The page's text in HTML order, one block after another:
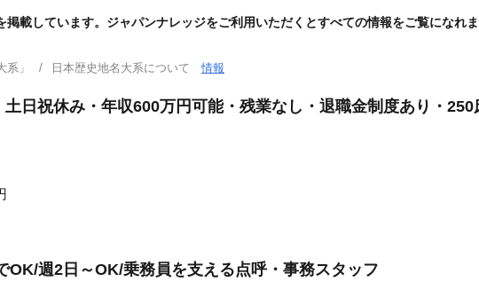
掲載しています。ジャパンナレッジをご利用いただくとすべての情報をご覧になれ
」 日本歴史地名大系について情報
土日祝休み・年収600万円可能・残業なし・退職金制度あり・
OK/週2日～OK/乗務員を支える点呼・事務スタッフ